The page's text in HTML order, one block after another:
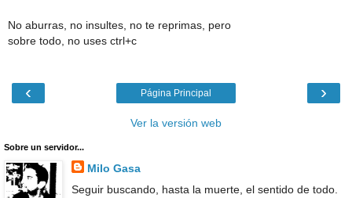
No aburras, no insultes, no te reprimas, pero
sobre todo, no uses ctrl+c
‹ ›
Página Principal
Ver la versión web
Sobre un servidor...
Milo Gasa
Seguir buscando, hasta la muerte, el sentido de todo.